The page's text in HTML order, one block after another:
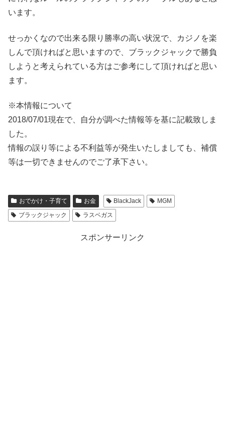
います。
せっかくなので出来る限り勝率の高い状況で、カジノを楽
しんで頂ければと思いますので、ブラックジャックで勝負
しようと考えられている方はご参考にして頂ければと思い
ます。
※本情報について
2018/07/01現在で、自分が調べた情報等を基に記載致しま
した。
情報の誤り等による不利益等が発生いたしましても、補償
等は一切できませんのでご了承下さい。
おでかけ・子育て お金 BlackJack
MGM
ブラックジャック
ラスベガス
スポンサーリンク